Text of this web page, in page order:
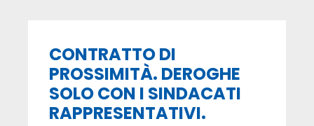
CONTRATTO DI
PROSSIMITÀ. DEROGHE
SOLO CON I SINDACATI
RAPPRESENTATIVI.